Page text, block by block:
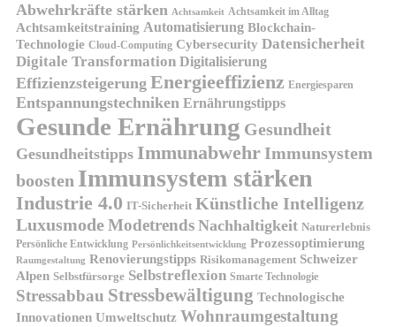
Abwehrkräfte stärken Achtsamkeit Achtsamkeit im Alltag
Achtsamkeitstraining Automatisierung Blockchain-
Technologie Cloud-Computing Cybersecurity Datensicherheit
Digitale Transformation Digitalisierung
Effizienzsteigerung Energieeffizienz Energiesparen
Entspannungstechniken Ernährungstipps
Gesunde Ernährung Gesundheit
Gesundheitstipps Immunabwehr Immunsystem
boosten Immunsystem stärken
Industrie 4.0 IT-Sicherheit Künstliche Intelligenz
LuxusmodeModetrends Nachhaltigkeit Naturerlebnis
Persönliche Entwicklung Persönlichkeitsentwicklung Prozessoptimierung
Raumgestaltung Renovierungstipps Risikomanagement Schweizer
Alpen Selbstfürsorge Selbstreflexion Smarte Technologie
Stressabbau Stressbewältigung Technologische
Innovationen Umweltschutz Wohnraumgestaltung